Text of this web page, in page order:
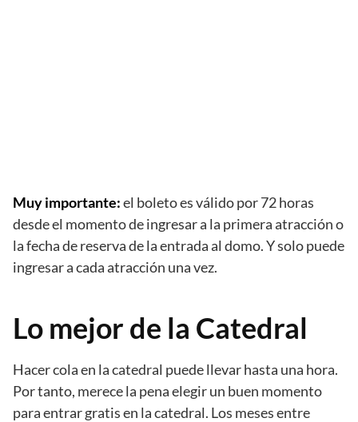
Muy importante:el boleto es válido por 72 horas
desde el momento de ingresar a la primera atracción o
la fecha de reserva de la entrada al domo. Y solo puede
ingresar a cada atracción una vez.
Lo mejor de la Catedral
Hacer cola en la catedral puede llevar hasta una hora.
Por tanto, merece la pena elegir un buen momento
para entrar gratis en la catedral. Los meses entre